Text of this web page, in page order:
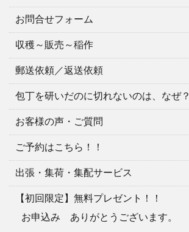
お問合せフォーム
収穫～販売～稲作
郵送依頼／返送依頼
包丁を研いだのに切れないのは、なぜ？
お客様の声・ご質問
ご予約はこちら！！
出張・集荷・集配サービス
【初回限定】無料プレゼント！！
お申込み ありがとうございます。